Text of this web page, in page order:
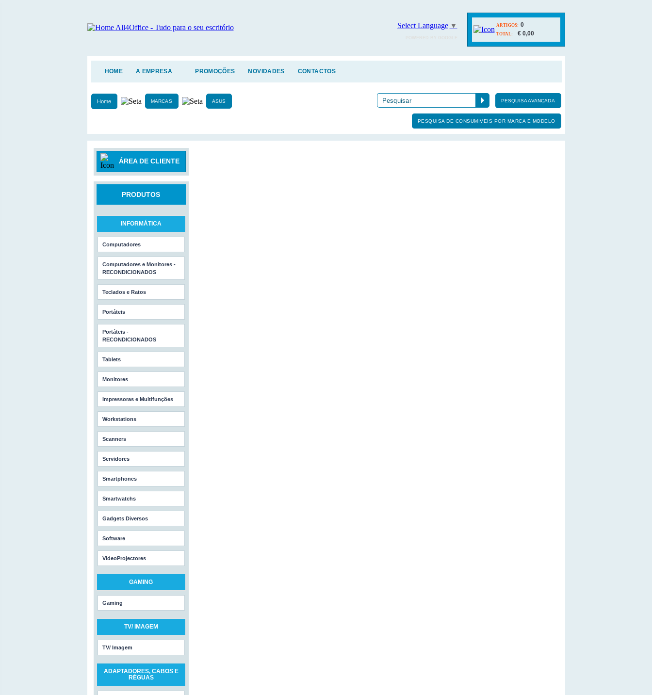
Select Language ▼ ARTIGOS: 0
TOTAL: € 0,00
HOME A EMPRESA PROMOÇÕES NOVIDADES CONTACTOS
Home MARCAS ASUS PESQUISA AVANÇADA
PESQUISA DE CONSUMIVEIS POR MARCA E MODELO
ÁREA DE CLIENTE
PRODUTOS
INFORMÁTICA
Computadores
Computadores e Monitores -
RECONDICIONADOS
Teclados e Ratos
Portáteis
Portáteis -
RECONDICIONADOS
Tablets
Monitores
Impressoras e Multifunções
Workstations
Scanners
Servidores
Smartphones
Smartwatchs
Gadgets Diversos
Software
VideoProjectores
GAMING
Gaming
TV/ IMAGEM
TV/ Imagem
ADAPTADORES, CABOS E
RÉGUAS